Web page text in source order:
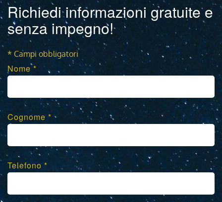
Richiedi informazioni gratuite e
senza impegno!
* Campi obbligatori
Nome *
Cognome *
Telefono *